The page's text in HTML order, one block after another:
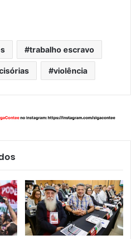
trabalho escravo
violência